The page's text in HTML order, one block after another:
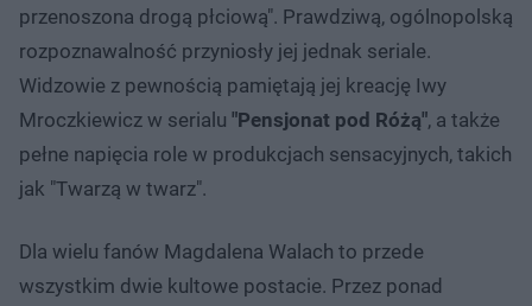
przenoszona drogą płciową". Prawdziwą, ogólnopolską
rozpoznawalność przyniosły jej jednak seriale.
Widzowie z pewnością pamiętają jej kreację Iwy
Mroczkiewicz w serialu "Pensjonat pod Różą", a także
pełne napięcia role w produkcjach sensacyjnych, takich
jak "Twarzą w twarz".
Dla wielu fanów Magdalena Walach to przede
wszystkim dwie kultowe postacie. Przez ponad